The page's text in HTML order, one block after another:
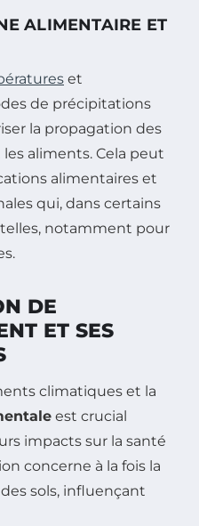
ALIMENTAIRE ET
et
de précipitations
la propagation des
les aliments. Cela peut
alimentaires et
qui, dans certains
notamment pour
DE
ET SES
climatiques et la
est crucial
impacts sur la santé
concerne à la fois la
des sols, influençant